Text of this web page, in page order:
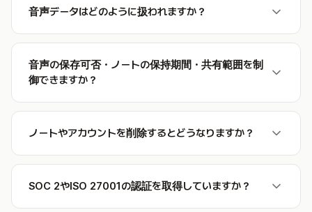
音声データはどのように扱われますか？
音声の保存可否・ノートの保持期間・共有範囲を制
御できますか？
ノートやアカウントを削除するとどうなりますか？
SOC 2やISO 27001の認証を取得していますか？